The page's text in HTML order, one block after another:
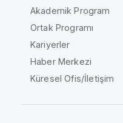
Akademik Program
Ortak Programı
Kariyerler
Haber Merkezi
Küresel Ofis/İletişim